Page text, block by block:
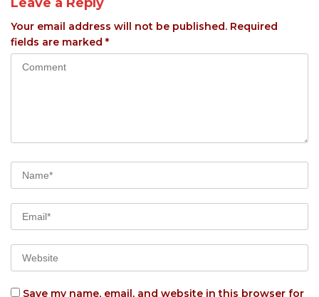
Your email address will not be published. Required
fields are marked *
Save my name, email, and website in this browser for